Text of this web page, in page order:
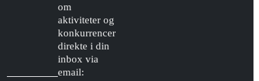
om
aktiviteter og
konkurrencer
direkte i din
inbox via
email: